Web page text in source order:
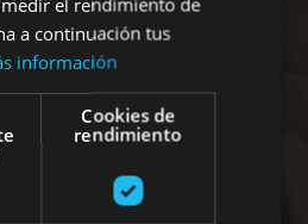
Vino de Navarra-
una cuidada selección
y restaurantes, agrotiendas y
a continuación tus
información
Cookies de
rendimiento